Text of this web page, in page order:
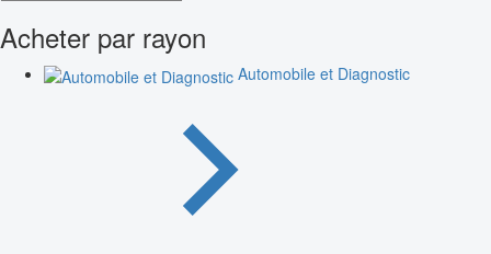
Acheter par rayon
Automobile et Diagnostic